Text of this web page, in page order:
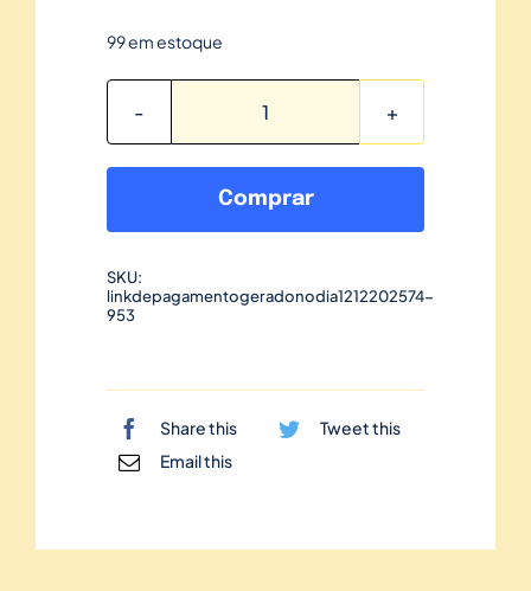
99 em estoque
Link
pagamento
dia
Comprar
SKU:
linkdepagamentogeradonodia1212202574-
953
Share this
Tweet this
Email this